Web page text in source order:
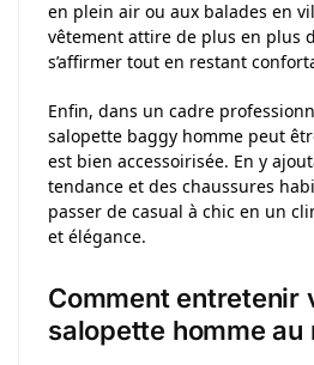
en plein air ou aux balades en
vêtement attire de plus en plus
s’affirmer tout en restant
Enfin, dans un cadre
salopette baggy homme peut
est bien accessoirisée. En y
tendance et des chaussures
passer de casual à chic en un
et élégance.
Comment entretenir
salopette homme au